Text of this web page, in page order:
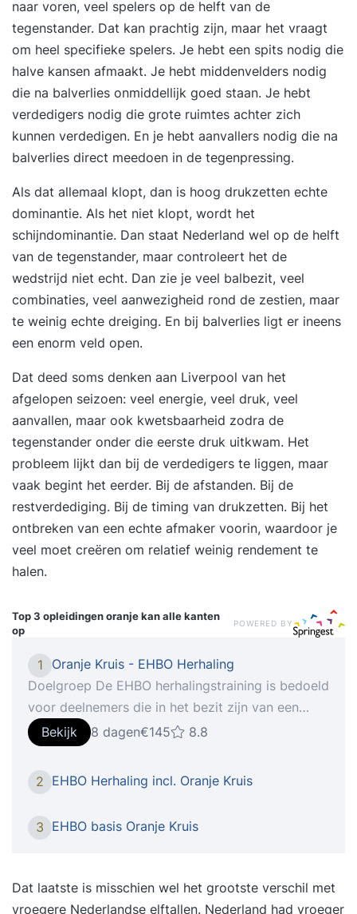
naar voren, veel spelers op de helft van de
tegenstander. Dat kan prachtig zijn, maar het vraagt
om heel specifieke spelers. Je hebt een spits nodig die
halve kansen afmaakt. Je hebt middenvelders nodig
die na balverlies onmiddellijk goed staan. Je hebt
verdedigers nodig die grote ruimtes achter zich
kunnen verdedigen. En je hebt aanvallers nodig die na
balverlies direct meedoen in de tegenpressing.
Als dat allemaal klopt, dan is hoog drukzetten echte
dominantie. Als het niet klopt, wordt het
schijndominantie. Dan staat Nederland wel op de helft
van de tegenstander, maar controleert het de
wedstrijd niet echt. Dan zie je veel balbezit, veel
combinaties, veel aanwezigheid rond de zestien, maar
te weinig echte dreiging. En bij balverlies ligt er ineens
een enorm veld open.
Dat deed soms denken aan Liverpool van het
afgelopen seizoen: veel energie, veel druk, veel
aanvallen, maar ook kwetsbaarheid zodra de
tegenstander onder die eerste druk uitkwam. Het
probleem lijkt dan bij de verdedigers te liggen, maar
vaak begint het eerder. Bij de afstanden. Bij de
restverdediging. Bij de timing van drukzetten. Bij het
ontbreken van een echte afmaker voorin, waardoor je
veel moet creëren om relatief weinig rendement te
halen.
Top 3 opleidingenoranje kan alle kanten
op
POWERED BY
1
Oranje Kruis - EHBO Herhaling
Doelgroep De EHBO herhalingstraining is bedoeld
voor deelnemers die in het bezit zijn van een
geldig EHBO diploma van het Oranje Kruis.
Inhoud De herhalingstraining Eerste Hulpverlening
eindtermen van het Oranje Kruis. Certificering Het
wordt alleen verlengd als de cursist heeft
vaardigheden beheerst. Dat kan door jaarlijks 1
volledige lesdag herhalingsonderwijs te volgen.
Bekijk 8 dagen€145 8.8
2 EHBO Herhaling incl. Oranje Kruis
3 EHBO basis Oranje Kruis
Dat laatste is misschien wel het grootste verschil met
vroegere Nederlandse elftallen. Nederland had vroeger